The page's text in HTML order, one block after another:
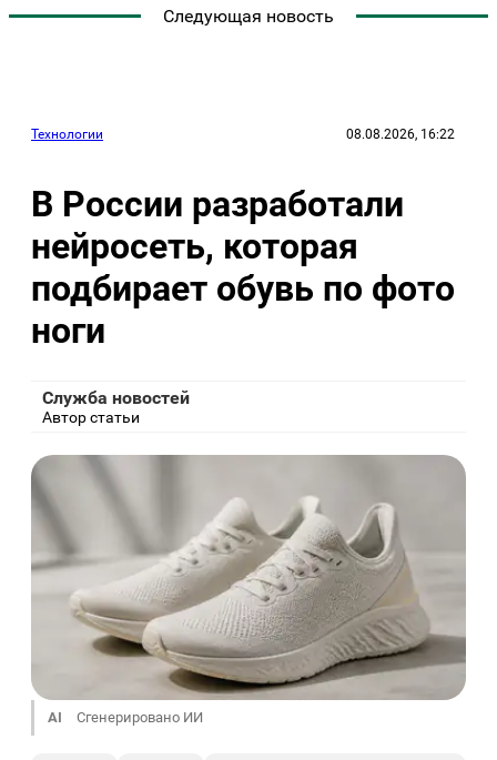
Следующая новость
Технологии 08.08.2026, 16:22
В России разработали
нейросеть, которая
подбирает обувь по фото
ноги
Служба новостей
Автор статьи
AI Сгенерировано ИИ